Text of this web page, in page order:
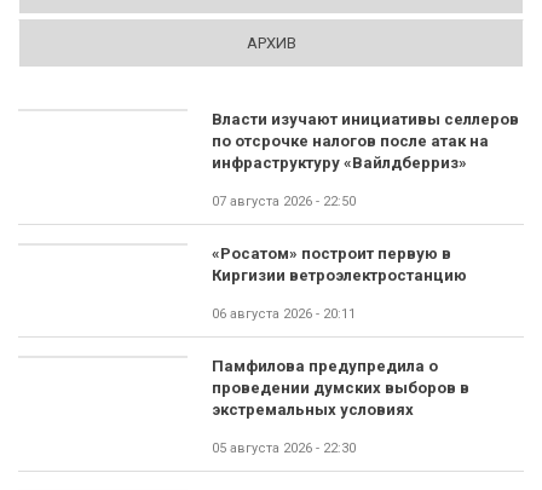
АРХИВ
Власти изучают инициативы селлеров
по отсрочке налогов после атак на
инфраструктуру «Вайлдберриз»
07 августа 2026 - 22:50
«Росатом» построит первую в
Киргизии ветроэлектростанцию
06 августа 2026 - 20:11
Памфилова предупредила о
проведении думских выборов в
экстремальных условиях
05 августа 2026 - 22:30